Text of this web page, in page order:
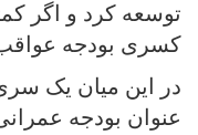
توسعه کرد و اگر
کسری بودجه
در این میان یک
عنوان بودجه